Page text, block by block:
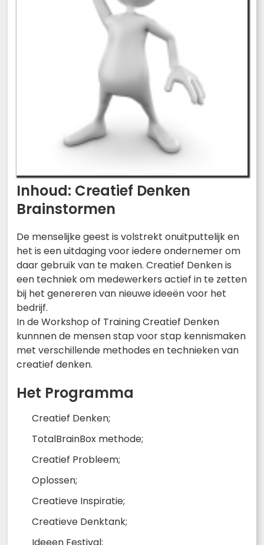
Inhoud: Creatief Denken
Brainstormen
De menselijke geest is volstrekt onuitputtelijk en
het is een uitdaging voor iedere ondernemer om
daar gebruik van te maken. Creatief Denken is
een techniek om medewerkers actief in te zetten
bij het genereren van nieuwe ideeën voor het
bedrijf.
In de Workshop of Training Creatief Denken
kunnnen de mensen stap voor stap kennismaken
met verschillende methodes en technieken van
creatief denken.
Het Programma
Creatief Denken;
TotalBrainBox methode;
Creatief Probleem;
Oplossen;
Creatieve Inspiratie;
Creatieve Denktank;
Ideeen Festival;